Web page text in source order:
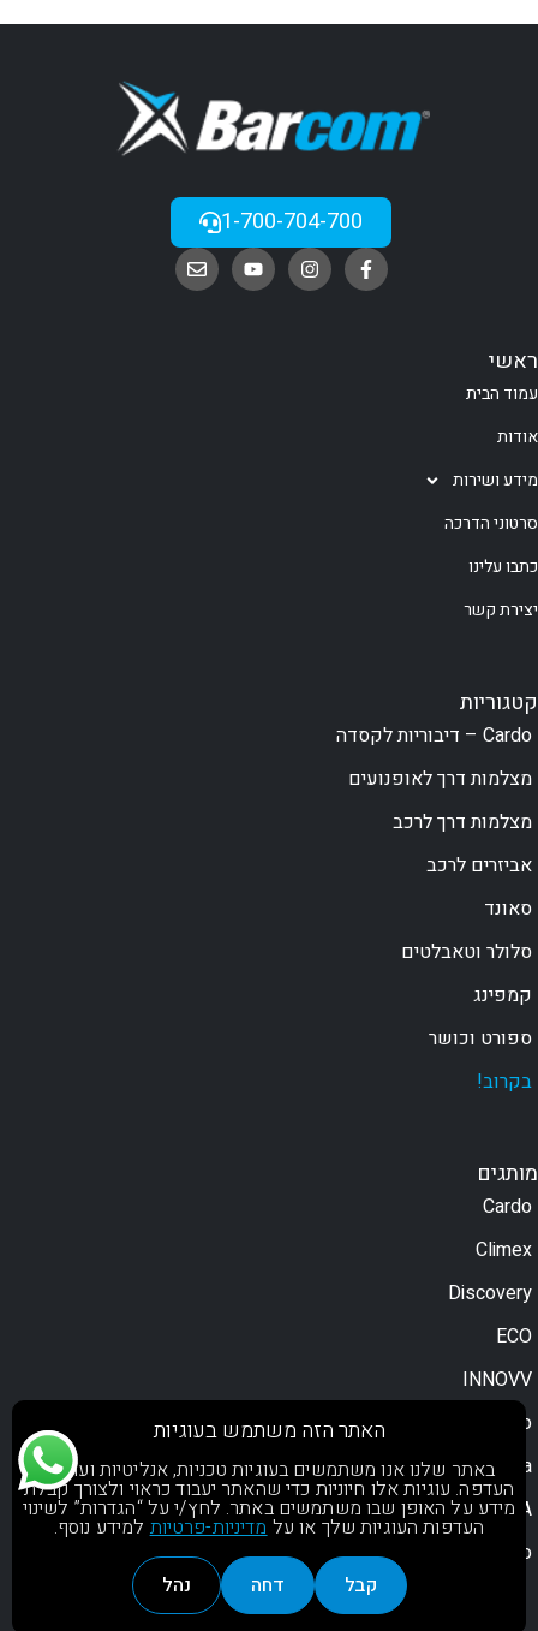
1-700-704-700
ראשי
עמוד הבית
אודות
מידע ושירות
סרטוני הדרכה
כתבו עלינו
יצירת קשר
קטגוריות
Cardo – דיבוריות לקסדה
מצלמות דרך לאופנועים
מצלמות דרך לרכב
אביזרים לרכב
סאונד
סלולר וטאבלטים
קמפינג
ספורט וכושר
בקרוב!
מותגים
Cardo
Climex
Discovery
ECO
INNOVV
Moodo
Motorola
NOA
OsoPro
האתר הזה משתמש בעוגיות
באתר שלנו אנו משתמשים בעוגיות טכניות, אנליטיות ועוגיות
העדפה. עוגיות אלו חיוניות כדי שהאתר יעבוד כראוי ולצורך קבלת
מידע על האופן שבו משתמשים באתר. לחץ/י על “הגדרות” לשינוי
העדפות העוגיות שלך או עלמדיניות-פרטיותלמידע נוסף.
קבל
דחה נהל